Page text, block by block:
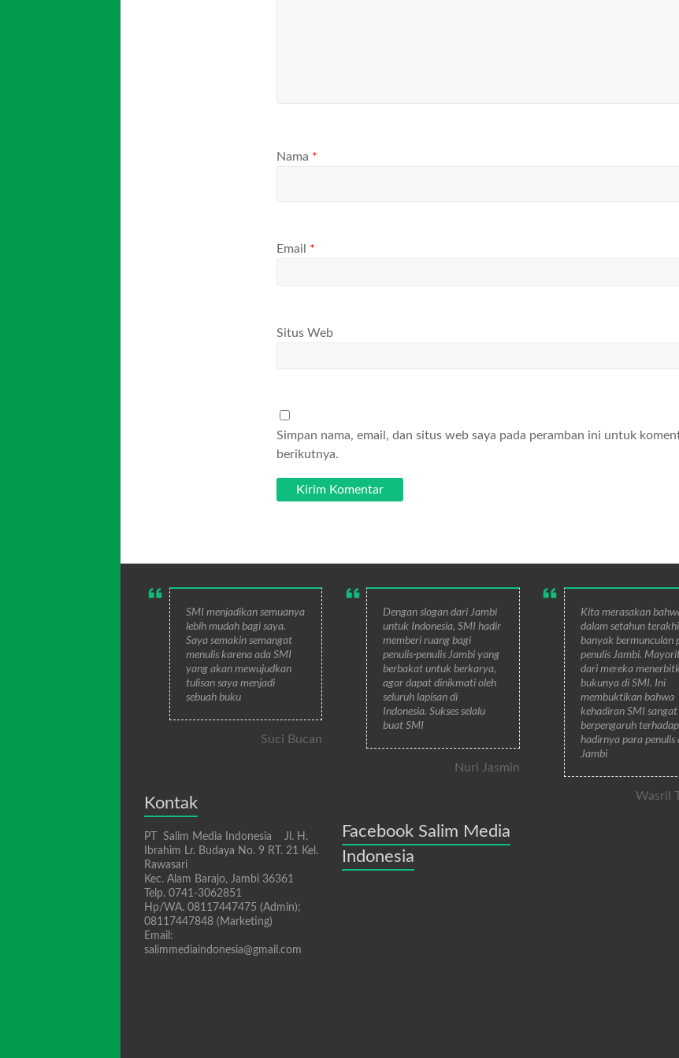
Nama *
Email *
Situs Web
Simpan nama, email, dan situs web saya pada peramban ini untuk
berikutnya.
SMI menjadikan semuanya
lebih mudah bagi saya.
Saya semakin semangat
menulis karena ada SMI
yang akan mewujudkan
tulisan saya menjadi
sebuah buku
Suci Bucan
Kontak
PT Salim Media Indonesia Jl. H.
Ibrahim Lr. Budaya No. 9 RT. 21 Kel.
Rawasari
Kec. Alam Barajo, Jambi 36361
Telp. 0741-3062851
Hp/WA. 08117447475 (Admin);
08117447848 (Marketing)
Email:
salimmediaindonesia@gmail.com
Dengan slogan dari Jambi
untuk Indonesia, SMI hadir
memberi ruang bagi
penulis-penulis Jambi yang
berbakat untuk berkarya,
agar dapat dinikmati oleh
seluruh lapisan di
Indonesia. Sukses selalu
buat SMI
Nuri Jasmin
Facebook Salim Media
Indonesia
Kita merasakan
dalam setahun
banyak bermunculan
penulis Jambi.
dari mereka
bukunya di SMI. Ini
membuktikan bahwa
kehadiran SMI sangat
berpengaruh terhadap
hadirnya para penulis
Jambi
Wasril